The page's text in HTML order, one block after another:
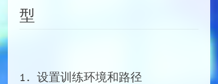
型
1. 设置训练环境和路径